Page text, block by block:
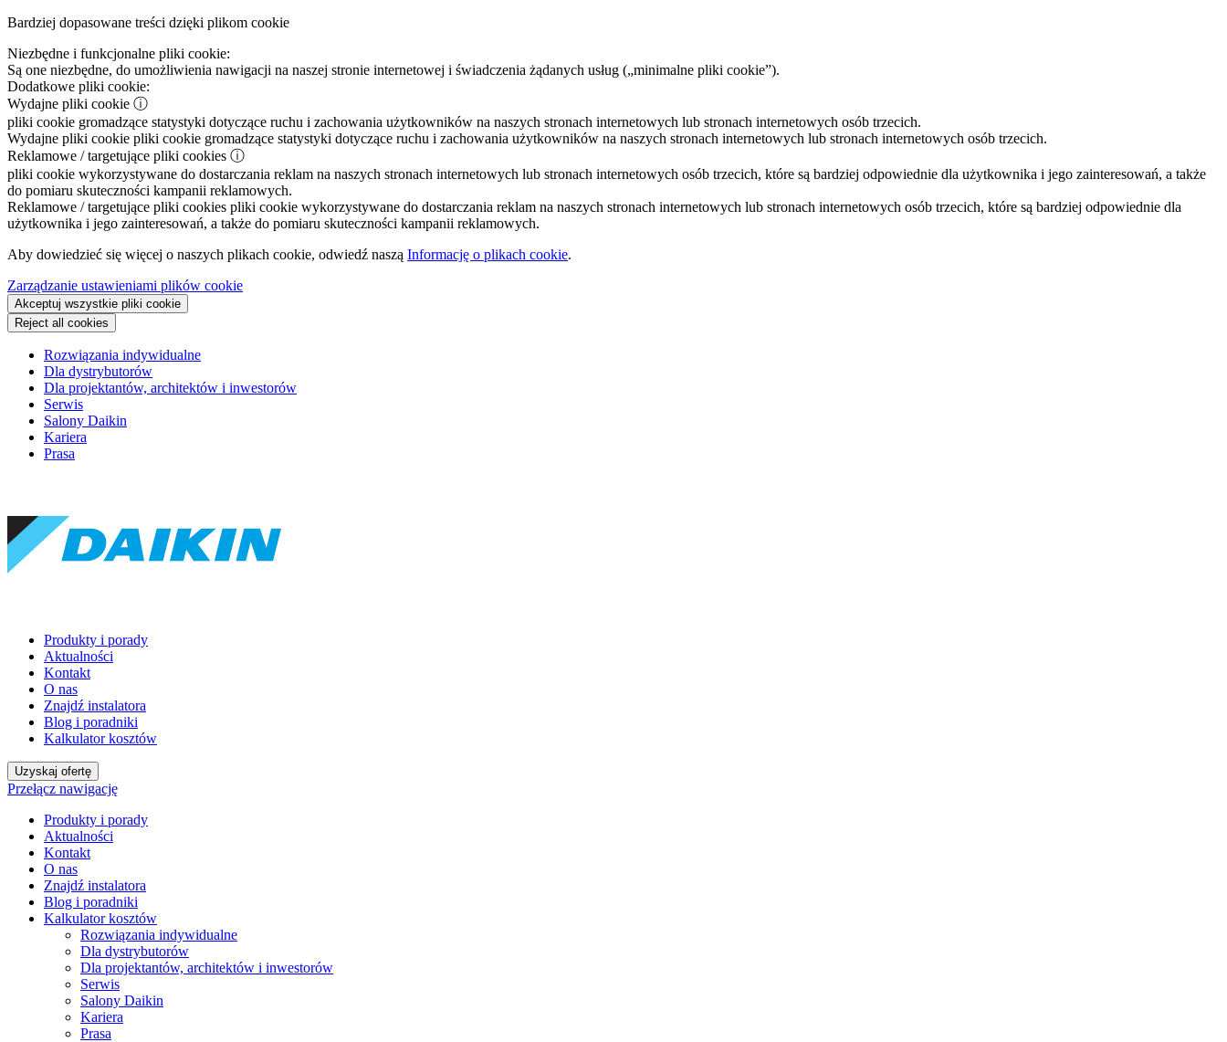
Bardziej dopasowane treści dzięki plikom cookie
Niezbędne i funkcjonalne pliki cookie:
Są one niezbędne, do umożliwienia nawigacji na naszej stronie internetowej i świadczenia żądanych usług („minimalne pliki cookie”).
Dodatkowe pliki cookie:
Wydajne pliki cookie ⓘ
pliki cookie gromadzące statystyki dotyczące ruchu i zachowania użytkowników na naszych stronach internetowych lub stronach internetowych osób trzecich.
Wydajne pliki cookie pliki cookie gromadzące statystyki dotyczące ruchu i zachowania użytkowników na naszych stronach internetowych lub stronach internetowych osób trzecich.
Reklamowe / targetujące pliki cookies ⓘ
pliki cookie wykorzystywane do dostarczania reklam na naszych stronach internetowych lub stronach internetowych osób trzecich, które są bardziej odpowiednie dla użytkownika i jego zainteresowań, a także
do pomiaru skuteczności kampanii reklamowych.
Reklamowe / targetujące pliki cookies pliki cookie wykorzystywane do dostarczania reklam na naszych stronach internetowych lub stronach internetowych osób trzecich, które są bardziej odpowiednie dla
użytkownika i jego zainteresowań, a także do pomiaru skuteczności kampanii reklamowych.
Aby dowiedzieć się więcej o naszych plikach cookie, odwiedź naszą Informację o plikach cookie.
Zarządzanie ustawieniami plików cookie
Akceptuj wszystkie pliki cookie
Reject all cookies
Rozwiązania indywidualne
Dla dystrybutorów
Dla projektantów, architektów i inwestorów
Serwis
Salony Daikin
Kariera
Prasa
Produkty i porady
Aktualności
Kontakt
O nas
Znajdź instalatora
Blog i poradniki
Kalkulator kosztów
Uzyskaj ofertę
Przełącz nawigację
Produkty i porady
Aktualności
Kontakt
O nas
Znajdź instalatora
Blog i poradniki
Kalkulator kosztów
Rozwiązania indywidualne
Dla dystrybutorów
Dla projektantów, architektów i inwestorów
Serwis
Salony Daikin
Kariera
Prasa